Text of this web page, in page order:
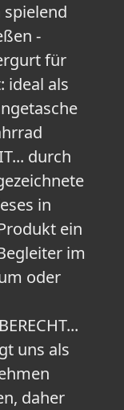
-
für
ideal als
durch
in
ein
im
oder
uns als
daher